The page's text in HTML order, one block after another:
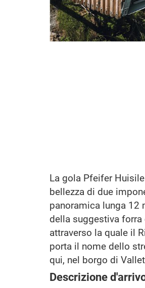
La gola Pfeifer
bellezza di due
panoramica lunga 12
della suggestiva forra
attraverso la quale il
porta il nome dello
qui, nel borgo di
Descrizione